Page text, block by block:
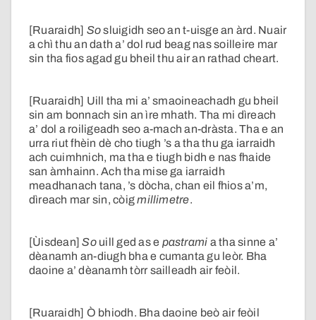
[Ruaraidh] Sosluigidh seo an t-uisge an àrd. Nuair
a chì thu an dath a’ dol rud beag nas soilleire mar
sin tha fios agad gu bheil thu air an rathad cheart.
[Ruaraidh] Uill tha mi a’ smaoineachadh gu bheil
sin am bonnach sin an ìre mhath. Tha mi dìreach
a’ dol a roiligeadh seo a-mach an-dràsta. Tha e an
urra riut fhèin dè cho tiugh ’s a tha thu ga iarraidh
ach cuimhnich, ma tha e tiugh bidh e nas fhaide
san àmhainn. Ach tha mise ga iarraidh
meadhanach tana, ’s dòcha, chan eil fhios a’m,
dìreach mar sin, còigmillimetre.
[Ùisdean]Souill ged as e pastrami a tha sinne a’
dèanamh an-diugh bha e cumanta gu leòr. Bha
daoine a’ dèanamh tòrr sailleadh air feòil.
[Ruaraidh] Ò bhiodh. Bha daoine beò air feòil